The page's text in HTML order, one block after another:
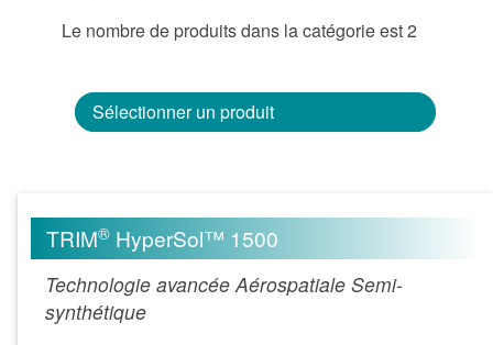
Le nombre de produits dans la catégorie est 2
Sélectionner un produit
TRIM® HyperSol™ 1500
Technologie avancée Aérospatiale Semi-
synthétique